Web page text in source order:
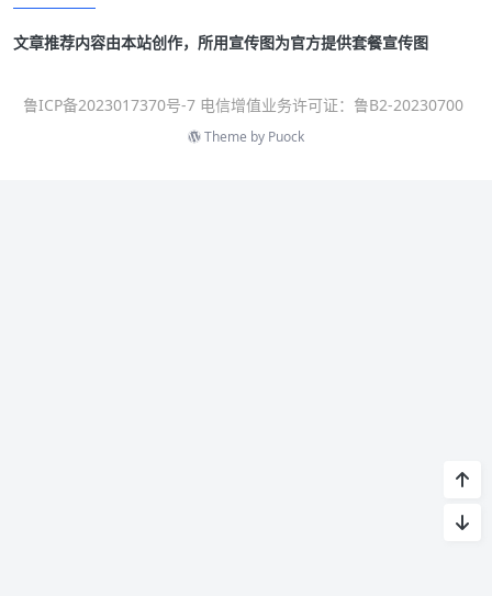
文章推荐内容由本站创作，所用宣传图为官方提供套餐宣传图
鲁ICP备2023017370号-7 电信增值业务许可证：鲁B2-20230700
Theme by Puock